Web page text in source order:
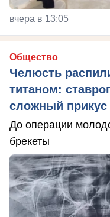
вчера в 13:05
Общество
Челюсть
титаном:
сложный прикус
До операции
брекеты